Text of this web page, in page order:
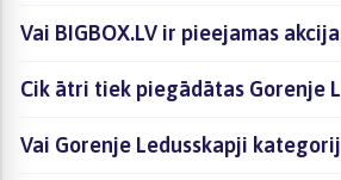
Vai BIGBOX.LV ir pieejamas
Cik ātri tiek piegādātas Gorenje
Vai Gorenje Ledusskapji